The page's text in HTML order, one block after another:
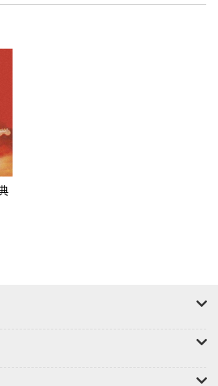
對於帕格尼尼，韋瓦第(Antonio
感到目眩神迷，尤其是帕格尼尼
，左手撥弦等指法與豐富的音程
進而建立小提琴在音樂發展史上
赫將巴洛克音樂風格帶至顛峰的
。Malmsteen嘗試將古典小提琴的
同時還將以巴赫為首的巴洛克音
曲家的哲學精神與管弦樂作曲法
而除了巴赫，帕格尼尼，韋瓦第
最崇拜集結硬式搖滾與重
獨特的新古典主義硬式搖滾風格
Rock)。
舊金山龐克搖滾樂團The Nuns，
闆Bill Burkard聽了Yngwie J.